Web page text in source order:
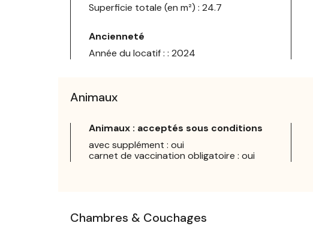
Superficie totale (en m²) : 24.7
Ancienneté
Année du locatif : : 2024
Animaux
Animaux : acceptés sous conditions
avec supplément : oui
carnet de vaccination obligatoire : oui
Chambres & Couchages